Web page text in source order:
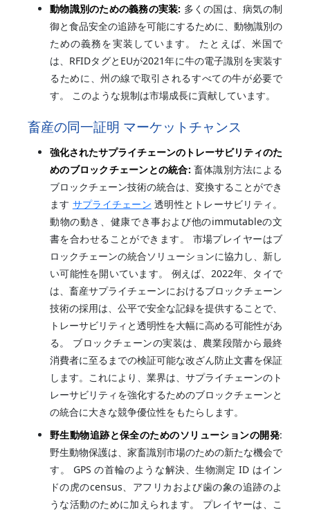
動物識別のための義務の実装: 多くの国は、病気の制
御と食品安全の追跡を可能にするために、動物識別の
ための義務を実装しています。 たとえば、米国で
は、RFIDタグとEUが2021年に牛の電子識別を実装す
るために、州の線で取引されるすべての牛が必要で
す。 このような規制は市場成長に貢献しています。
畜産の同一証明 マーケットチャンス
強化されたサプライチェーンのトレーサビリティのた
めのブロックチェーンとの統合: 畜体識別方法による
ブロックチェーン技術の統合は、変換することができ
ます サプライチェーン 透明性とトレーサビリティ。
動物の動き、健康でき事および他のimmutableの文
書を合わせることができます。 市場プレイヤーはブ
ロックチェーンの統合ソリューションに協力し、新し
い可能性を開いています。 例えば、2022年、タイで
は、畜産サプライチェーンにおけるブロックチェーン
技術の採用は、公平で安全な記録を提供することで、
トレーサビリティと透明性を大幅に高める可能性があ
る。 ブロックチェーンの実装は、農業段階から最終
消費者に至るまでの検証可能な改ざん防止文書を保証
します。これにより、業界は、サプライチェーンのト
レーサビリティを強化するためのブロックチェーンと
の統合に大きな競争優位性をもたらします。
野生動物追跡と保全のためのソリューションの開発:
野生動物保護は、家畜識別市場のための新たな機会で
す。 GPS の首輪のような解決、生物測定 ID はイン
ドの虎のcensus、アフリカおよび歯の象の追跡のよ
うな活動のために加えられます。 プレイヤーは、こ